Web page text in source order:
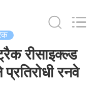
रीसाइक्ल्ड
रनवे